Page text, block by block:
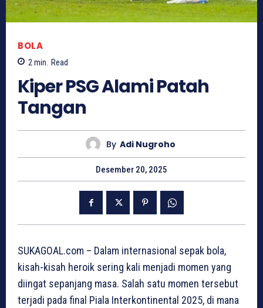
BOLA
2min. Read
Kiper PSG Alami Patah
Tangan
By Adi Nugroho
Desember 20, 2025
SUKAGOAL.com – Dalam internasional sepak bola,
kisah-kisah heroik sering kali menjadi momen yang
diingat sepanjang masa. Salah satu momen tersebut
terjadi pada final Piala Interkontinental 2025, di mana